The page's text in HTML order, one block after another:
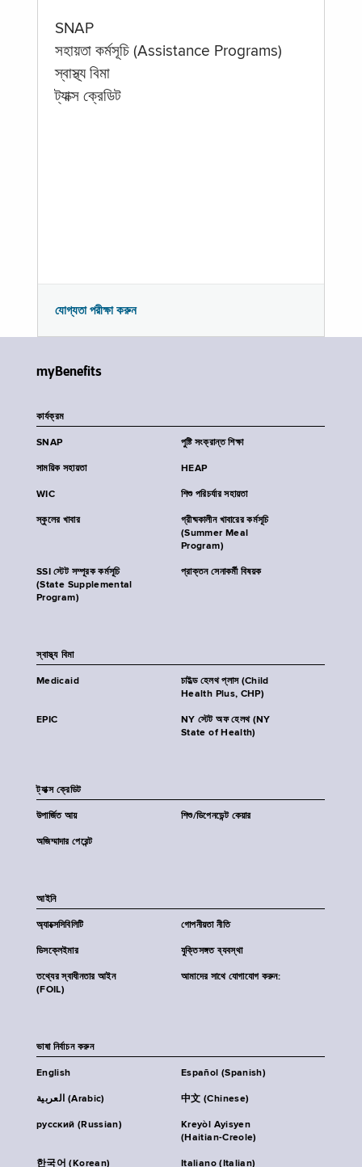
SNAP
সহায়তা কর্মসূচি (Assistance Programs)
স্বাস্থ্য বিমা
ট্যাক্স ক্রেডিট
যোগ্যতা পরীক্ষা করুন
myBenefits
কার্যক্রম
SNAP পুষ্টি সংক্রান্ত শিক্ষা
সাময়িক সহায়তা HEAP
WIC শিশু পরিচর্যার সহায়তা
স্কুলের খাবার
গ্রীষ্মকালীন খাবারের কর্মসূচি
(Summer Meal
Program)
SSI স্টেট সম্পূরক কর্মসূচি
(State Supplemental
Program)
প্রাক্তন সেনাকর্মী বিষয়ক
স্বাস্থ্য বিমা
Medicaid
চাইল্ড হেলথ প্লাস (Child
Health Plus, CHP)
EPIC
NY স্টেট অফ হেলথ (NY
State of Health)
ট্যাক্স ক্রেডিট
উপার্জিত আয় শিশু/ডিপেনডেন্ট কেয়ার
অজিম্মাদার পেরেন্ট
আইনি
অ্যাক্সেসিবিলিটি গোপনীয়তা নীতি
ডিসক্লেইমার যুক্তিসঙ্গত ব্যবস্থা
তথ্যের স্বাধীনতার আইন
(FOIL)
আমাদের সাথে যোগাযোগ করুন:
ভাষা নির্বাচন করুন
English Español (Spanish)
العربية (Arabic) 中文 (Chinese)
русский (Russian)
Kreyòl Ayisyen
(Haitian-Creole)
한국어 (Korean) Italiano (Italian)